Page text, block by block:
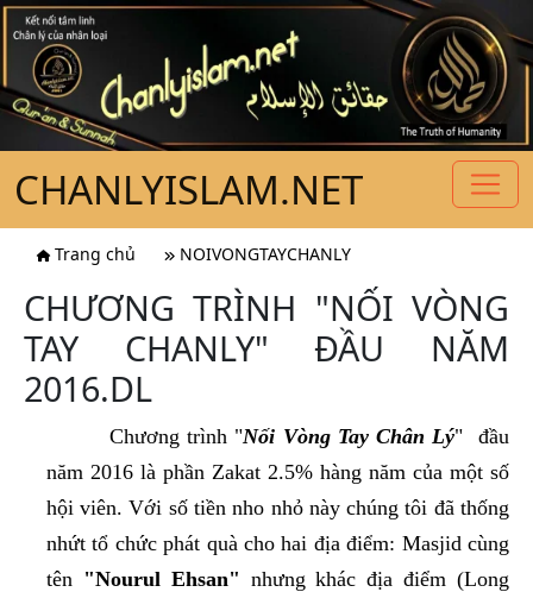
CHANLYISLAM.NET
Trang chủ NOIVONGTAYCHANLY
CHƯƠNG TRÌNH "NỐI VÒNG
TAY CHANLY" ĐẦU NĂM
2016.DL
Chương trình "Nối Vòng Tay Chân Lý" đầu
năm 2016 là phần Zakat 2.5% hàng năm của một số
hội viên. Với số tiền nho nhỏ này chúng tôi đã thống
nhứt tổ chức phát quà cho hai địa điểm: Masjid cùng
tên "Nourul Ehsan" nhưng khác địa điểm (Long